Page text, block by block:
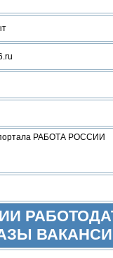
РАБОТА РОССИИ